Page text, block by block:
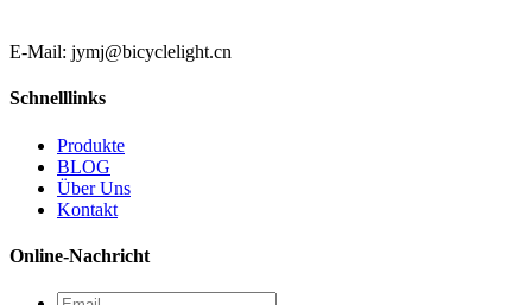
E-Mail: jymj@bicyclelight.cn
Schnelllinks
Produkte
BLOG
Über Uns
Kontakt
Online-Nachricht